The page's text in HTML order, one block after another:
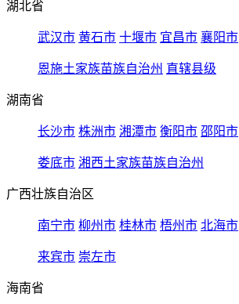
湖北省
武汉市 黄石市 十堰市 宜昌市 襄阳市
恩施土家族苗族自治州 直辖县级
湖南省
长沙市 株洲市 湘潭市 衡阳市 邵阳市
娄底市 湘西土家族苗族自治州
广西壮族自治区
南宁市 柳州市 桂林市 梧州市 北海市
来宾市 崇左市
海南省